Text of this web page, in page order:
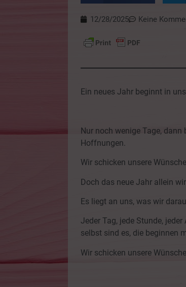
12/28/2025 Keine
Ein neues Jahr beginnt in
Nur noch wenige Tage,
Hoffnungen.
Wir schicken unsere
Doch das neue Jahr allein
Es liegt an uns, was wir
Jeder Tag, jede Stunde,
selbst sind es, die beginnen
Wir schicken unsere